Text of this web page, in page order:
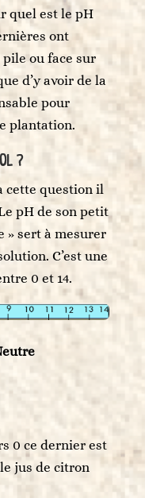
quel est le pH
ont
ou face sur
d’y avoir de la
pour
plantation.
?
cette question il
pH de son petit
» sert à mesurer
C’est une
0 et 14.
0 ce dernier est
jus de citron